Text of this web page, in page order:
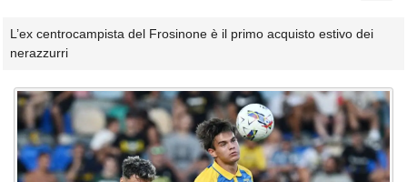
L’ex centrocampista del Frosinone è il primo acquisto estivo dei
nerazzurri